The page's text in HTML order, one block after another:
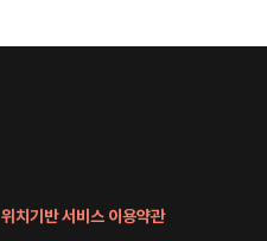
위치기반 서비스 이용약관